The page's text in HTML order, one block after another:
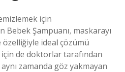
için
Bebek Şampuanı, maskarayı
ideal çözümü
de doktorlar tarafından
zamanda göz yakmayan